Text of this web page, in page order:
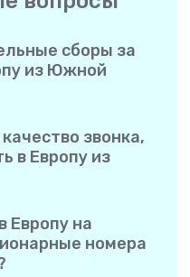
сборы за
из Южной
вы платите
Никаких
или платы за
звонка,
в Европу из
что вы
в одном
на другом
Европу на
номера